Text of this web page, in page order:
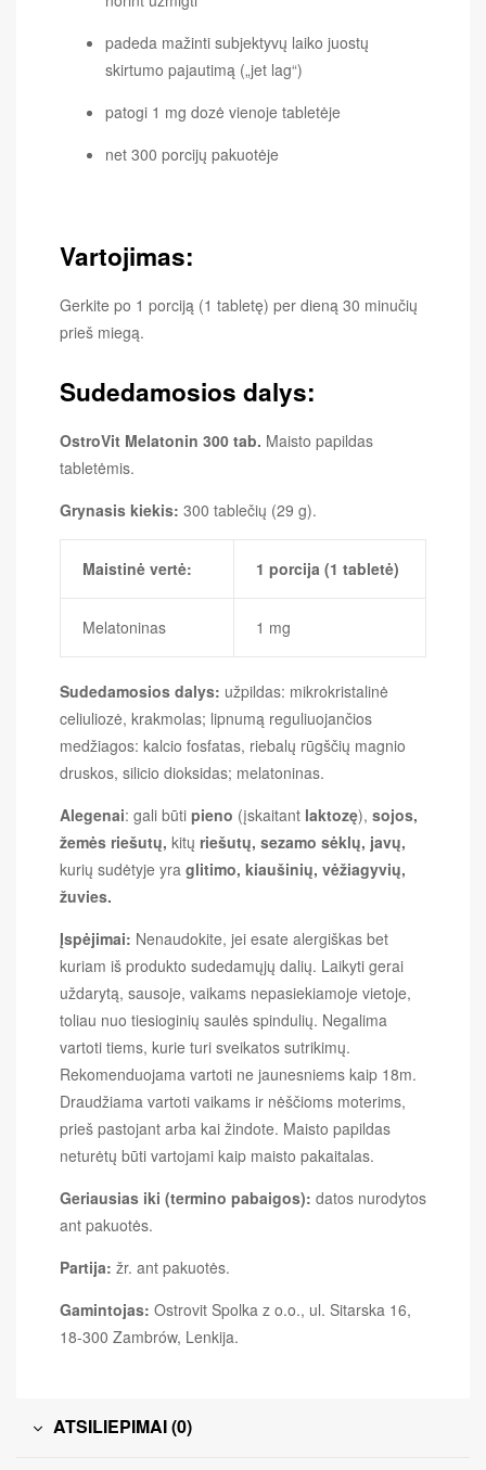
padeda mažinti subjektyvų laiko juostų
skirtumo pajautimą („jet lag“)
patogi 1 mg dozė vienoje tabletėje
net 300 porcijų pakuotėje
Vartojimas:
Gerkite po 1 porciją (1 tabletę) per dieną 30 minučių
prieš miegą.
Sudedamosios dalys:
OstroVit Melatonin 300 tab. Maisto papildas
tabletėmis.
Grynasis kiekis: 300 tablečių (29 g).
Maistinė vertė: 1 porcija (1 tabletė)
Melatoninas 1 mg
Sudedamosios dalys: užpildas: mikrokristalinė
celiuliozė, krakmolas; lipnumą reguliuojančios
medžiagos: kalcio fosfatas, riebalų rūgščių magnio
druskos, silicio dioksidas; melatoninas.
Alegenai: gali būti pieno (įskaitant laktozę), sojos,
žemės riešutų, kitų riešutų, sezamo sėklų, javų,
kurių sudėtyje yra glitimo, kiaušinių, vėžiagyvių,
žuvies.
Įspėjimai: Nenaudokite, jei esate alergiškas bet
kuriam iš produkto sudedamųjų dalių. Laikyti gerai
uždarytą, sausoje, vaikams nepasiekiamoje vietoje,
toliau nuo tiesioginių saulės spindulių. Negalima
vartoti tiems, kurie turi sveikatos sutrikimų.
Rekomenduojama vartoti ne jaunesniems kaip 18m.
Draudžiama vartoti vaikams ir nėščioms moterims,
prieš pastojant arba kai žindote. Maisto papildas
neturėtų būti vartojami kaip maisto pakaitalas.
Geriausias iki (termino pabaigos): datos nurodytos
ant pakuotės.
Partija: žr. ant pakuotės.
Gamintojas: Ostrovit Spolka z o.o., ul. Sitarska 16,
18-300 Zambrów, Lenkija.
ATSILIEPIMAI (0)